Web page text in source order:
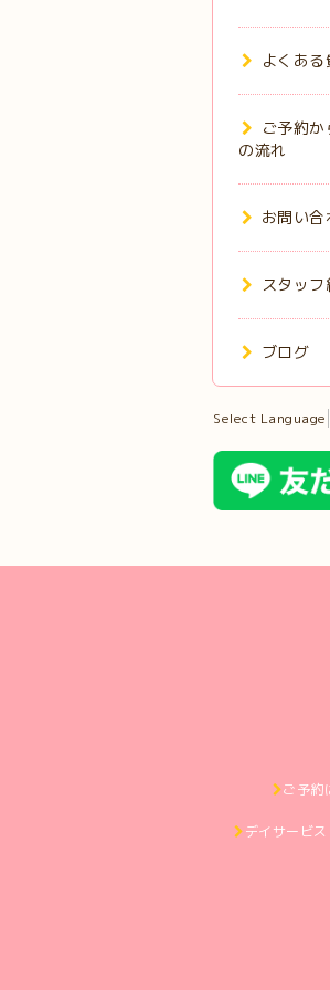
よくある
ご予約
の流れ
お問い合
スタッフ
ブログ
Select Language
ご予約
デイサービ